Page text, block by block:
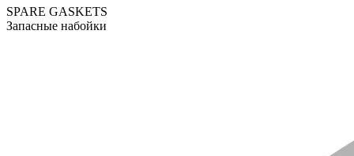
SPARE GASKETS
Запасные набойки